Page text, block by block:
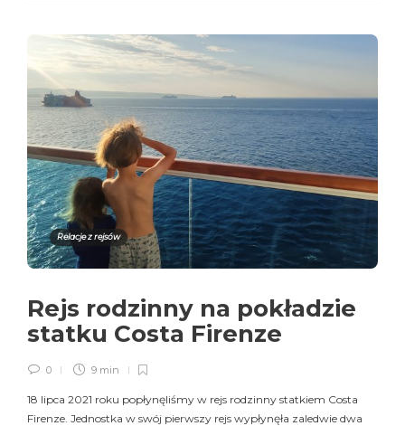
Relacje z rejsów
Rejs rodzinny na pokładzie
statku Costa Firenze
0 9 min
18 lipca 2021 roku popłynęliśmy w rejs rodzinny statkiem Costa
Firenze. Jednostka w swój pierwszy rejs wypłynęła zaledwie dwa